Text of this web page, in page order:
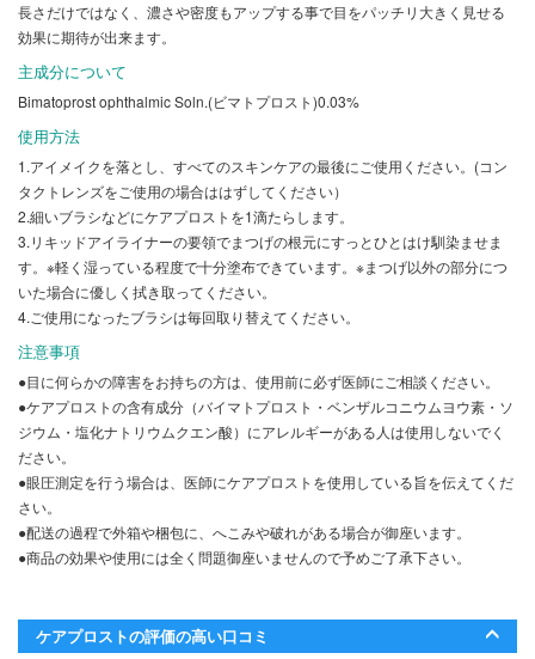
長さだけではなく、濃さや密度もアップする事で目をパッチリ大きく見せる
効果に期待が出来ます。
主成分について
Bimatoprost ophthalmic Soln.(ビマトプロスト)0.03%
使用方法
1.アイメイクを落とし、すべてのスキンケアの最後にご使用ください。(コン
タクトレンズをご使用の場合ははずしてください）
2.細いブラシなどにケアプロストを1滴たらします。
3.リキッドアイライナーの要領でまつげの根元にすっとひとはけ馴染ませま
す。※軽く湿っている程度で十分塗布できています。※まつげ以外の部分につ
いた場合に優しく拭き取ってください。
4.ご使用になったブラシは毎回取り替えてください。
注意事項
●目に何らかの障害をお持ちの方は、使用前に必ず医師にご相談ください。
●ケアプロストの含有成分（バイマトプロスト・ベンザルコニウムヨウ素・ソ
ジウム・塩化ナトリウムクエン酸）にアレルギーがある人は使用しないでく
ださい。
●眼圧測定を行う場合は、医師にケアプロストを使用している旨を伝えてくだ
さい。
●配送の過程で外箱や梱包に、へこみや破れがある場合が御座います。
●商品の効果や使用には全く問題御座いませんので予めご了承下さい。
ケアプロストの評価の高い口コミ